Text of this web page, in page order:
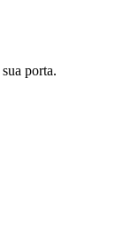
porta.